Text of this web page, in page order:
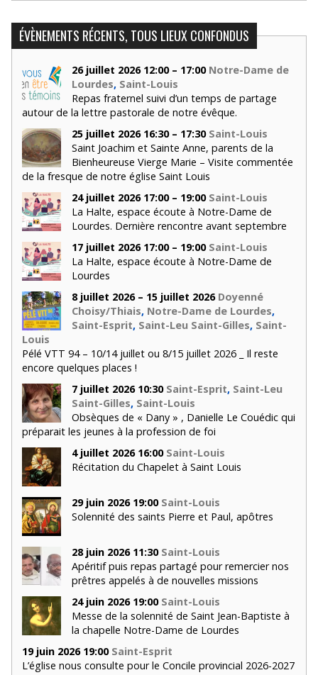
ÉVÈNEMENTS RÉCENTS, TOUS LIEUX CONFONDUS
26 juillet 2026 12:00 – 17:00 Notre-Dame de
Lourdes, Saint-Louis
Repas fraternel suivi d’un temps de partage
autour de la lettre pastorale de notre évêque.
25 juillet 2026 16:30 – 17:30 Saint-Louis
Saint Joachim et Sainte Anne, parents de la
Bienheureuse Vierge Marie – Visite commentée
de la fresque de notre église Saint Louis
24 juillet 2026 17:00 – 19:00 Saint-Louis
La Halte, espace écoute à Notre-Dame de
Lourdes. Dernière rencontre avant septembre
17 juillet 2026 17:00 – 19:00 Saint-Louis
La Halte, espace écoute à Notre-Dame de
Lourdes
8 juillet 2026 – 15 juillet 2026 Doyenné
Choisy/Thiais, Notre-Dame de Lourdes,
Saint-Esprit, Saint-Leu Saint-Gilles, Saint-
Louis
Pélé VTT 94 – 10/14 juillet ou 8/15 juillet 2026 _ Il reste
encore quelques places !
7 juillet 2026 10:30 Saint-Esprit, Saint-Leu
Saint-Gilles, Saint-Louis
Obsèques de « Dany » , Danielle Le Couédic qui
préparait les jeunes à la profession de foi
4 juillet 2026 16:00 Saint-Louis
Récitation du Chapelet à Saint Louis
29 juin 2026 19:00 Saint-Louis
Solennité des saints Pierre et Paul, apôtres
28 juin 2026 11:30 Saint-Louis
Apéritif puis repas partagé pour remercier nos
prêtres appelés à de nouvelles missions
24 juin 2026 19:00 Saint-Louis
Messe de la solennité de Saint Jean-Baptiste à
la chapelle Notre-Dame de Lourdes
19 juin 2026 19:00 Saint-Esprit
L’église nous consulte pour le Concile provincial 2026-2027